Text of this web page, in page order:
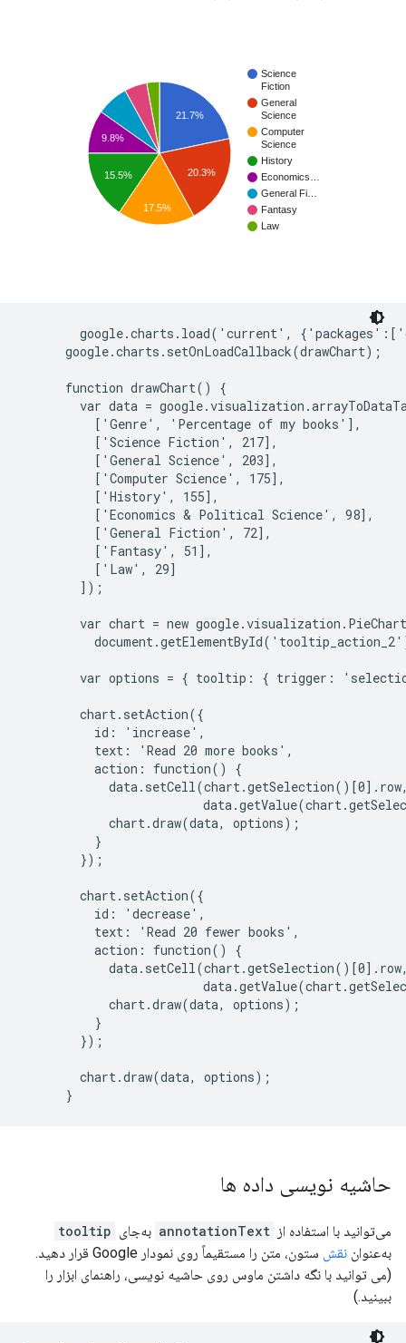
google.charts.load('current',
      google.charts.setOnLoadCallback(drawChart);
      function drawChart() {
var data =
          ['Genre', 'Percentage of my books'],
          ['Science Fiction', 217],
          ['General Science', 203],
          ['Computer Science', 175],
          ['History', 155],
          ['Economics & Political Science', 98],
          ['General Fiction', 72],
          ['Fantasy', 51],
          ['Law', 29]
        ]);
var chart = new
var options = { tooltip: { trigger:
        chart.setAction({
          id: 'increase',
          text: 'Read 20 more books',
          action: function() {
            chart.draw(data, options);
          }
        });
        chart.setAction({
          id: 'decrease',
          text: 'Read 20 fewer books',
          action: function() {
            chart.draw(data, options);
          }
        });
        chart.draw(data, options);
حاشیه نویسی داده ها
می‌توانید با استفاده از annotationText به‌جای tooltip
به‌عنوان نقش
ستون، متن را مستقیماً روی نمودار Google قرار دهید.
(می توانید با نگه داشتن ماوس روی حاشیه نویسی، راهنمای ابزار را
ببینید.)